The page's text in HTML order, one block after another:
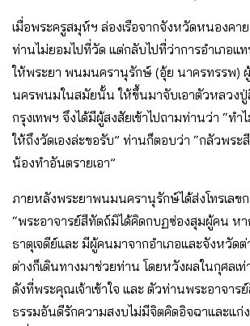
เมื่อพระครูสมุห์ฯ ล่องเรือจากจังหวัดหนองคา
ท่านไม่ยอมไปที่วัด แต่กลับไปที่ว่าการอําเภอแ
ให้พระยา พนมนครานุรักษ์ (อุ้ย นาครทรรพ)
นครพนมในสมัยนั้น ให้ขึ้นมาจับเอาตัวหลวงปู่
กรุงเทพฯ จึงได้มีผู้สงสัยเข้าไปถามท่านว่า “ทํา
ให้ถึงวัดเองล่ะขอรับ” ท่านก็ตอบว่า “กลัวพระ
น้องทําอันตรายเอา”
ภายหลังพระยาพนมนครานุรักษ์ได้ส่งโทรเลข
“พระอาจารย์สีทัตถ์มิได้คิดกบฏซ่องสุมผู้คน ห
ธาตุเจดีย์และ มีผู้คนมาจากอําเภอและจังหวัดต่
ต่างก็เดินทางมาช่วยท่าน โดยหวังผลในกุศลเ
ดังที่พระคุณเจ้าเข้าใจ และ ตัวท่านพระอาจาร
ธรรมอันดีรักความสงบไม่มีจิตคิดอิจฉาและแก่